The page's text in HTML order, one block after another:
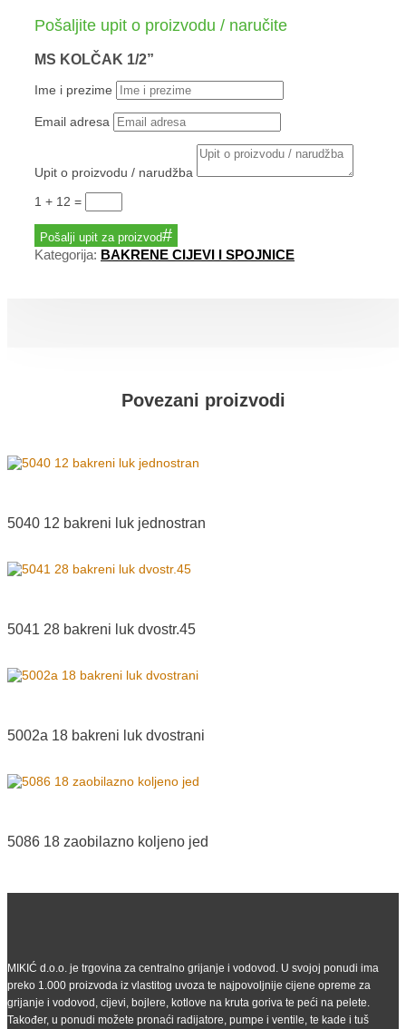
Pošaljite upit o proizvodu / naručite
MS KOLČAK 1/2”
Ime i prezime
Email adresa
Upit o proizvodu / narudžba
1 + 12 =
Pošalji upit za proizvod
Kategorija: BAKRENE CIJEVI I SPOJNICE
Povezani proizvodi
5040 12 bakreni luk jednostran
5041 28 bakreni luk dvostr.45
5002a 18 bakreni luk dvostrani
5086 18 zaobilazno koljeno jed
MIKIĆ d.o.o. je trgovina za centralno grijanje i vodovod. U svojoj ponudi ima
preko 1.000 proizvoda iz vlastitog uvoza te najpovoljnije cijene opreme za
grijanje i vodovod, cijevi, bojlere, kotlove na kruta goriva te peći na pelete.
Također, u ponudi možete pronaći radijatore, pumpe i ventile, te kade i tuš